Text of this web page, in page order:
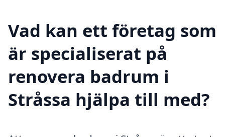
Vad kan ett företag som
är specialiserat på
renovera badrum i
Stråssa hjälpa till med?